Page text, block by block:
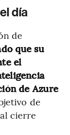
día
de
que su
el
de Azure
de
cierre